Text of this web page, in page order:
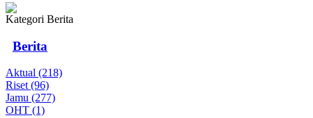
Kategori Berita
Berita
Aktual (218)
Riset (96)
Jamu (277)
OHT (1)